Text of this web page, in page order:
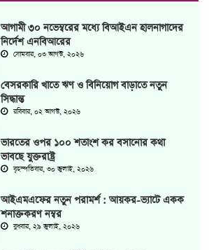
আগামী ৩০ নভেম্বরের মধ্যে বিআইএন হালনাগাদের
নির্দেশ এনবিআরের
সোমবার, ০৩ আগস্ট, ২০২৬
বেসরকারি খাতে ঋণ ও বিনিয়োগ বাড়াতে নতুন
সিদ্ধান্ত
রবিবার, ০২ আগস্ট, ২০২৬
ভারতের ওপর ১০০ শতাংশ কর বসানোর কথা
ভাবছে যুক্তরাষ্ট্র
বৃহস্পতিবার, ৩০ জুলাই, ২০২৬
আইএমএফের নতুন পরামর্শ : আয়কর-ভ্যাটে একক
শনাক্তকরণ নম্বর
বুধবার, ২৯ জুলাই, ২০২৬